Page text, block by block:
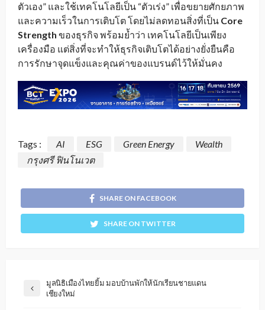
ตัวเอง” และใช้เทคโนโลยีเป็น “ตัวเร่ง” เพื่อขยายศักยภาพ
และความเร็วในการเติบโต โดยไม่ลดทอนสิ่งที่เป็น Core
Strength ของธุรกิจ พร้อมย้ำว่า เทคโนโลยีเป็นเพียง
เครื่องมือ แต่สิ่งที่จะทำให้ธุรกิจเติบโตได้อย่างยั่งยืนคือ
การรักษาจุดแข็งและคุณค่าของแบรนด์ไว้ให้มั่นคง
Tags : AI ESG Green Energy
Wealth
กรุงศรี ฟินโนเวต
SHARE ON FACEBOOK
SHARE ON TWITTER
มูลนิธิเมืองไทยยิ้ม มอบบ้านพักให้นักเรียนชายแดน
เชียงใหม่